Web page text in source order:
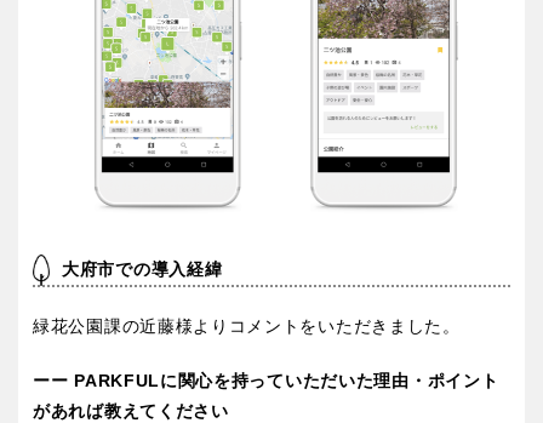
神奈川
甲信越・東海・北陸
新潟 富山
石川 福井
インクルーシブパーク 屋根付き遊び場
キャンプ場
ふわふわドーム バスケットゴール
ライトアップ
交通公園
ゲートボール
大府市での導入経緯
緑花公園課の近藤様よりコメントをいただきました。
ーー PARKFULに関心を持っていただいた理由・ポイント
があれば教えてください